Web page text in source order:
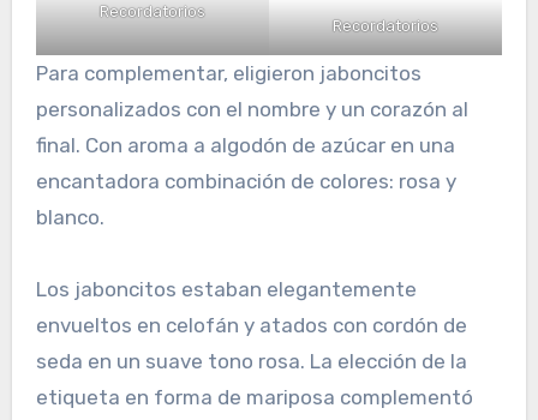
Recordatorios
Recordatorios
Para complementar, eligieron jaboncitos
personalizados con el nombre y un corazón al
final. Con aroma a algodón de azúcar en una
encantadora combinación de colores: rosa y
blanco.
Los jaboncitos estaban elegantemente
envueltos en celofán y atados con cordón de
seda en un suave tono rosa. La elección de la
etiqueta en forma de mariposa complementó